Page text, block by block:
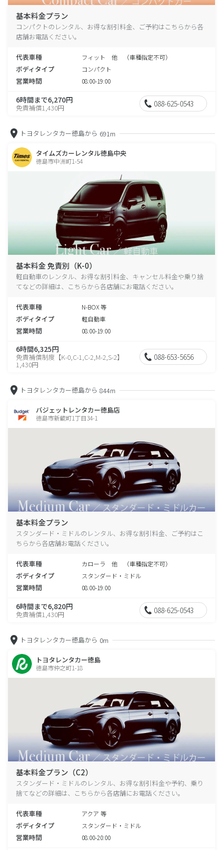
基本料金プラン
コンパクトのレンタル、お得な割引料金、ご予約はこちらから各
店舗お電話ください。
代表車種 フィット 他 （車種指定不可）
ボディタイプ コンパクト
営業時間 08:00-19:00
6時間まで6,270円
免責補償1,430円 088-625-0543
トヨタレンタカー徳島から 691m
タイムズカーレンタル徳島中央
徳島市中洲町1-54
基本料金 免責別（K-0）
軽自動車のレンタル、お得な割引料金、キャンセル料金や乗り捨
てなどの詳細は、こちらから各店舗にお電話ください。
代表車種 N-BOX 等
ボディタイプ 軽自動車
営業時間 08:00-19:00
6時間6,325円
免責補償制度【K-0,C-1,C-2,M-2,S-2】
1,430円
088-653-5656
トヨタレンタカー徳島から 844m
バジェットレンタカー徳島店
徳島市新蔵町1丁目34-1
基本料金プラン
スタンダード・ミドルのレンタル、お得な割引料金、ご予約はこ
ちらから各店舗お電話ください。
代表車種 カローラ 他 （車種指定不可）
ボディタイプ スタンダード・ミドル
営業時間 08:00-19:00
6時間まで6,820円
免責補償1,430円 088-625-0543
トヨタレンタカー徳島から 0m
トヨタレンタカー徳島
徳島市仲之町1-18
基本料金プラン（C2）
スタンダード・ミドルのレンタル、お得な割引料金や予約、乗り
捨てなどの詳細は、こちらから各店舗にお電話ください。
代表車種 アクア 等
ボディタイプ スタンダード・ミドル
営業時間 08:00-20:00